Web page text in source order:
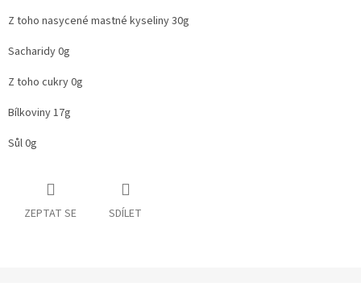
Z toho nasycené mastné kyseliny 30g
Sacharidy 0g
Z toho cukry 0g
Bílkoviny 17g
Sůl 0g
ZEPTAT SE SDÍLET